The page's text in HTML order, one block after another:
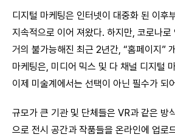
디지털 마케팅은 인터넷이 대중화 된 이후
지속적으로 이어 져왔다. 하지만, 코로나로
거의 불가능해진 최근 2년간, “홈페이지”
마케팅은, 미디어 믹스 및 다 채널 디지털
이제 미술계에서는 선택이 아닌 필수가 되
규모가 큰 기관 및 단체들은 VR과 같은 방
으로 전시 공간과 작품들을 온라인에 업로